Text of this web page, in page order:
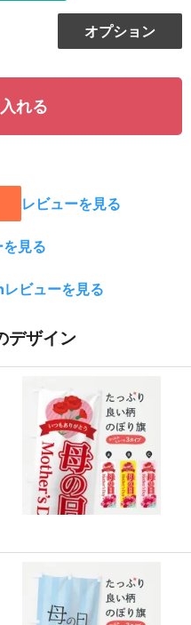
12324
13216
14130
15776
21960
22825
23686
24543
25396
27931
オプション
れる
レビューを見る
を見る
ビューを見る
デザイン